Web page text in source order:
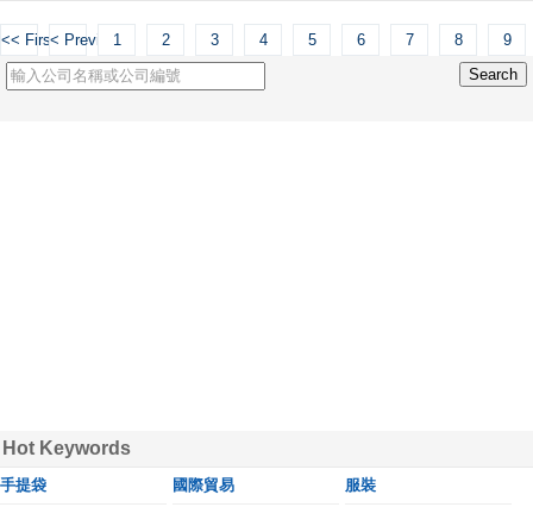
<< First< Previous1 2 3 4 5 6 7 8 9
Hot Keywords
手提袋 國際貿易 服裝